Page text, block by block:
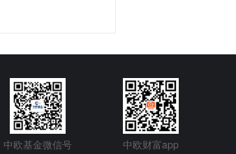
中欧基金微信号
中欧财富app